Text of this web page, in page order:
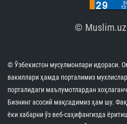
©
© Ўзбекистон мусулмонлари идораси.
вакиллари ҳамда порталимиз
порталидаги маълумотлардан
Бизнинг асосий мақсадимиз ҳам шу.
ёки хабарни ўз веб-саҳифангизда